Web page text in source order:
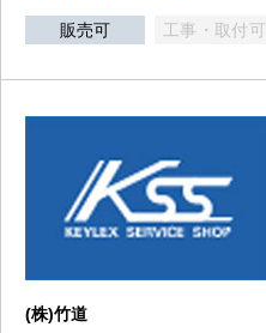
販売可 工事・取付可
(株)竹道